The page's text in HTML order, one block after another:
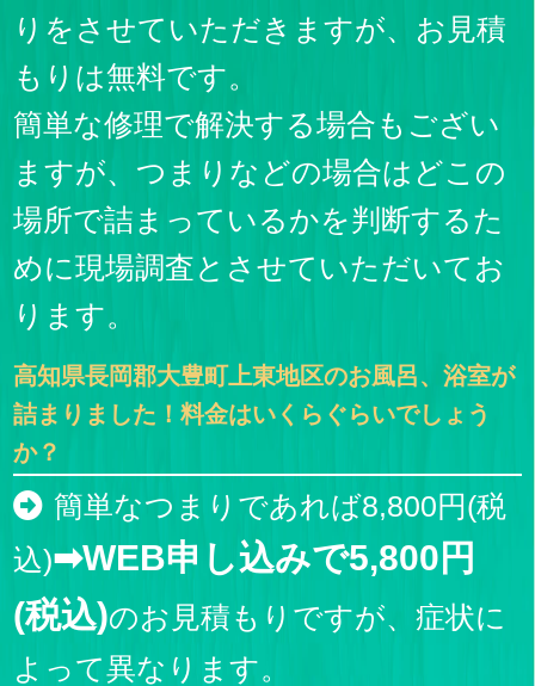
りをさせていただきますが、お見積
もりは無料です。
簡単な修理で解決する場合もござい
ますが、つまりなどの場合はどこの
場所で詰まっているかを判断するた
めに現場調査とさせていただいてお
ります。
高知県長岡郡大豊町上東地区のお風呂、浴室が
詰まりました！料金はいくらぐらいでしょう
か？
簡単なつまりであれば8,800円(税
込)➡WEB申し込みで5,800円
(税込)のお見積もりですが、症状に
よって異なります。